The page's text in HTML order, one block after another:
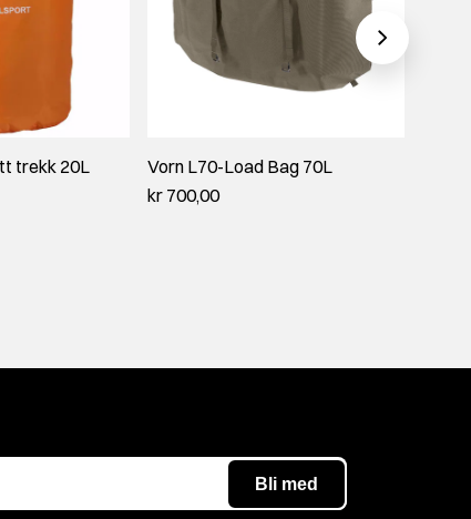
trekk 20L
Vorn L70-Load Bag 70L
kr 700,00